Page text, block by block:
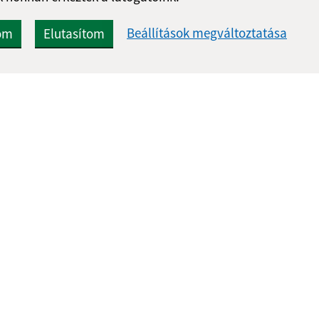
Elutasítom Beállítások megváltoztatása